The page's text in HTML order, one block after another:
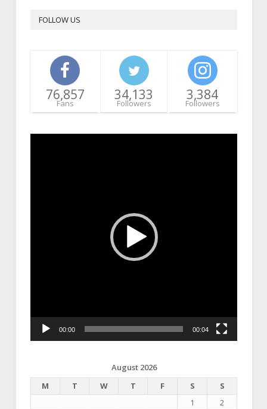
FOLLOW US
76,857
Fans
34,133
Followers
3,384
Followers
00:00 00:04
August 2026
M
T W T F S
S
1
2